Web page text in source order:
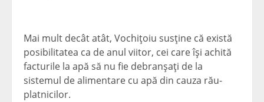
Mai mult decât atât, Vochiţoiu susţine că există
posibilitatea ca de anul viitor, cei care îşi achită
facturile la apă să nu fie debranşaţi de la
sistemul de alimentare cu apă din cauza rău-
platnicilor.